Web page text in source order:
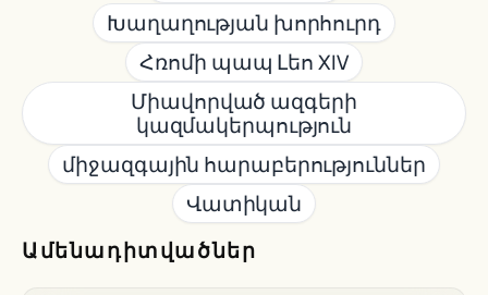
Ամենադիտվածներ
Խաղաղության խորհուրդ
Հռոմի պապ Լեո XIV
Միավորված ազգերի
կազմակերպություն
միջազգային հարաբերություններ
Վատիկան